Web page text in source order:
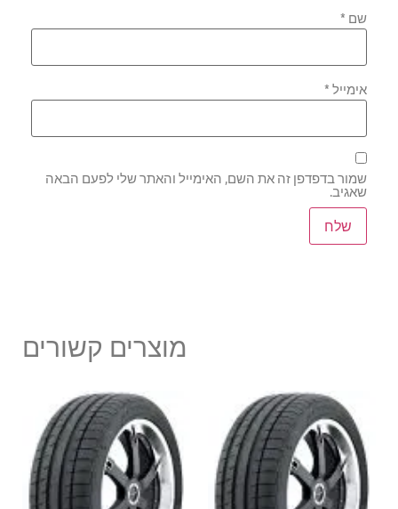
שם*
אימייל*
שמור בדפדפן זה את השם, האימייל והאתר שלי לפעם הבאה
שאגיב.
מוצרים קשורים